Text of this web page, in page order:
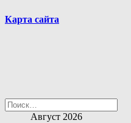
Карта сайта
Найти:
Август 2026